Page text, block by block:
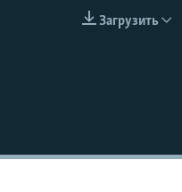
Загрузить